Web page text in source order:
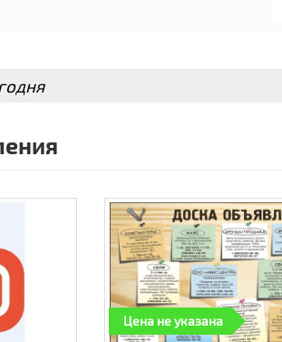
Цена не указана